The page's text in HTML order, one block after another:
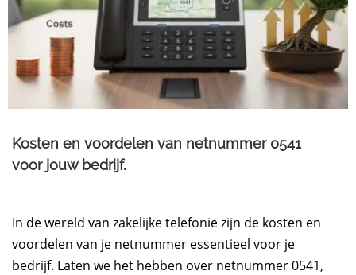
Kosten en voordelen van netnummer 0541
voor jouw bedrijf.​
In de wereld van zakelijke telefonie zijn de kosten en
voordelen van je netnummer essentieel voor je
bedrijf. Laten we het hebben over netnummer 0541,